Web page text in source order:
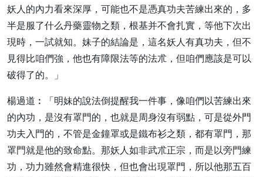
妖人的內力看來深厚，可能也不是憑真功夫苦練出來的，多
半是服了什么丹藥靈物之類，根基并不會扎實，等他下次出
現時，一試就知。妹子的結論是，這名妖人有真功夫，但不
見得比咱們強，他也有障限法等的法朮，但咱們應該是可以
破得了的。」
楊過道︰「明妹的說法倒提醒我一件事，像咱們以苦練出來
的內功，是沒有罩門的，也就是周身沒有弱點，可是從外門
功夫入門的，不管是金鐘罩或是鐵布衫之類，都有罩門，那
罩門就是他的致命點。那妖人如非武朮正宗，而是以旁門練
功，功力雖然會精進很快，但也會出現罩門，所以他那五百